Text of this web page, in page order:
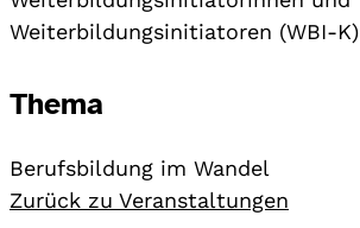
Weiterbildungsinitiatoren (WBI-K)
Thema
Berufsbildung im Wandel
Zurück zu Veranstaltungen